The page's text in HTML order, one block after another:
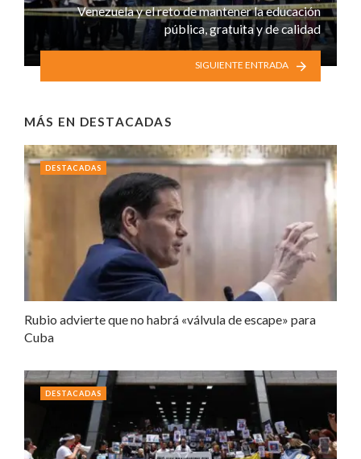
Venezuela y el reto de mantener la educación
pública, gratuita y de calidad
SIGUIENTE ENTRADA
MÁS EN DESTACADAS
Rubio advierte que no habrá «válvula de escape» para
Cuba
DESTACADAS
DESTACADAS